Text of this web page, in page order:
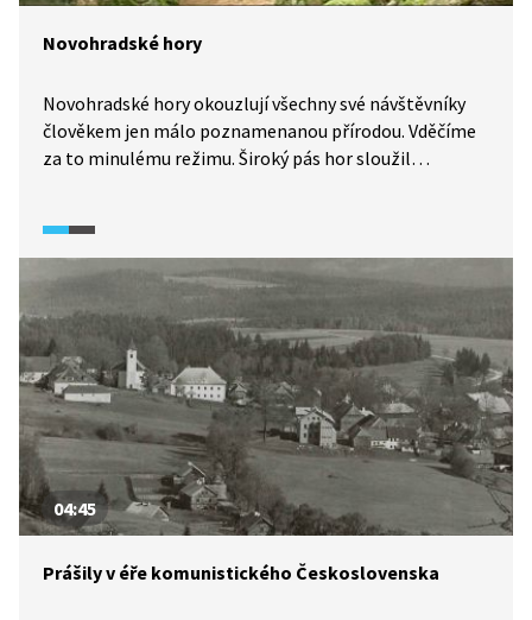
Novohradské hory
Novohradské hory okouzlují všechny své návštěvníky
člověkem jen málo poznamenanou přírodou. Vděčíme
za to minulému režimu. Široký pás hor sloužil
vkročit. Vydejte se s námi na místa, která ve většině
průvodců chybí.
04:45
Prášily v éře komunistického Československa